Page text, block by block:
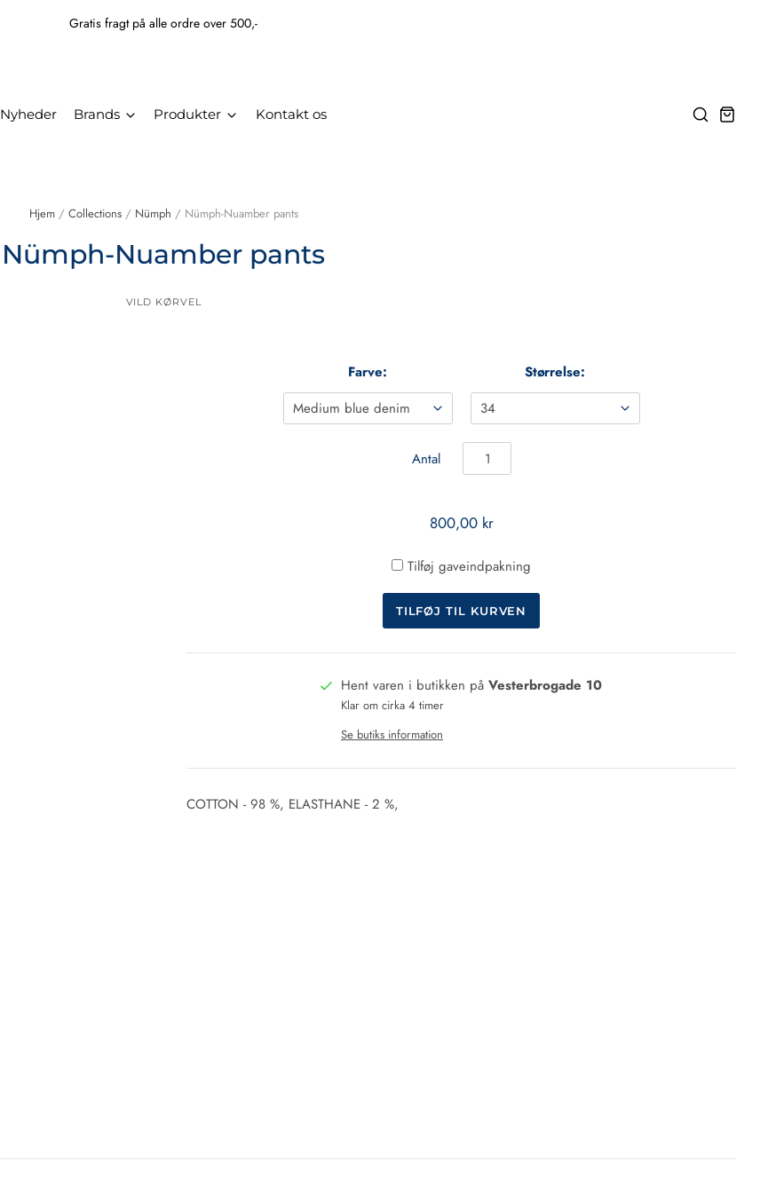
Gratis fragt på alle ordre over 500,-
Nyheder Brands Produkter Kontakt os
Hjem / Collections / Nümph / Nümph-Nuamber pants
Nümph-Nuamber pants
VILD KØRVEL
Farve: Størrelse:
Antal
800,00 kr
Tilføj gaveindpakning
Hent varen i butikken påVesterbrogade 10
Klar om cirka 4 timer
Se butiks information
COTTON - 98 %, ELASTHANE - 2 %,